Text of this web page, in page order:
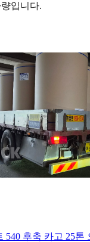
입니다.
540 후축 카고 25톤